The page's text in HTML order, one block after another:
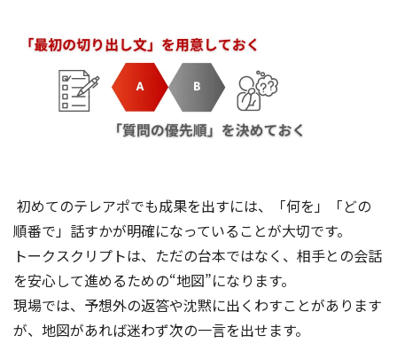
初めてのテレアポでも成果を出すには、「何を」「どの
順番で」話すかが明確になっていることが大切です。
トークスクリプトは、ただの台本ではなく、相手との会話
を安心して進めるための“地図”になります。
現場では、予想外の返答や沈黙に出くわすことがあります
が、地図があれば迷わず次の一言を出せます。